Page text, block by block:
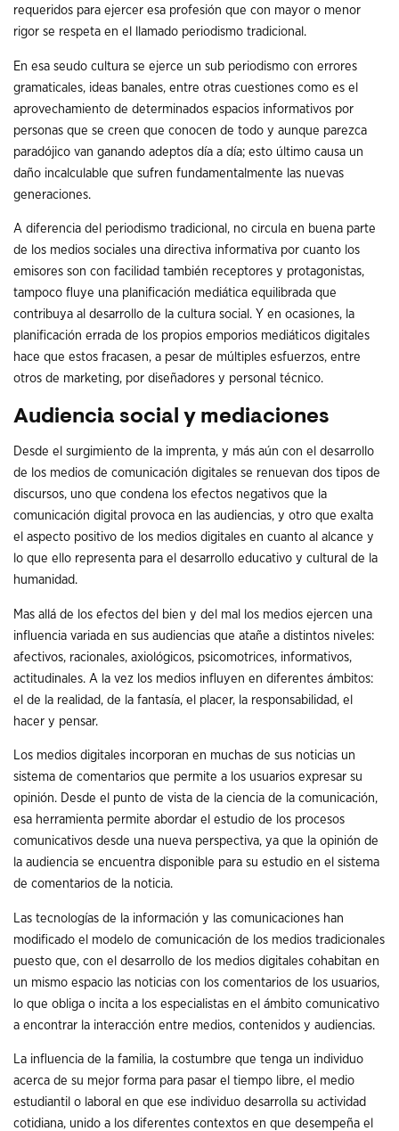
requeridos para ejercer esa profesión que con mayor o menor
rigor se respeta en el llamado periodismo tradicional.
En esa seudo cultura se ejerce un sub periodismo con errores
gramaticales, ideas banales, entre otras cuestiones como es el
aprovechamiento de determinados espacios informativos por
personas que se creen que conocen de todo y aunque parezca
paradójico van ganando adeptos día a día; esto último causa un
daño incalculable que sufren fundamentalmente las nuevas
generaciones.
A diferencia del periodismo tradicional, no circula en buena parte
de los medios sociales una directiva informativa por cuanto los
emisores son con facilidad también receptores y protagonistas,
tampoco fluye una planificación mediática equilibrada que
contribuya al desarrollo de la cultura social. Y en ocasiones, la
planificación errada de los propios emporios mediáticos digitales
hace que estos fracasen, a pesar de múltiples esfuerzos, entre
otros de marketing, por diseñadores y personal técnico.
Audiencia social y mediaciones
Desde el surgimiento de la imprenta, y más aún con el desarrollo
de los medios de comunicación digitales se renuevan dos tipos de
discursos, uno que condena los efectos negativos que la
comunicación digital provoca en las audiencias, y otro que exalta
el aspecto positivo de los medios digitales en cuanto al alcance y
lo que ello representa para el desarrollo educativo y cultural de la
humanidad.
Mas allá de los efectos del bien y del mal los medios ejercen una
influencia variada en sus audiencias que atañe a distintos niveles:
afectivos, racionales, axiológicos, psicomotrices, informativos,
actitudinales. A la vez los medios influyen en diferentes ámbitos:
el de la realidad, de la fantasía, el placer, la responsabilidad, el
hacer y pensar.
Los medios digitales incorporan en muchas de sus noticias un
sistema de comentarios que permite a los usuarios expresar su
opinión. Desde el punto de vista de la ciencia de la comunicación,
esa herramienta permite abordar el estudio de los procesos
comunicativos desde una nueva perspectiva, ya que la opinión de
la audiencia se encuentra disponible para su estudio en el sistema
de comentarios de la noticia.
Las tecnologías de la información y las comunicaciones han
modificado el modelo de comunicación de los medios tradicionales
puesto que, con el desarrollo de los medios digitales cohabitan en
un mismo espacio las noticias con los comentarios de los usuarios,
lo que obliga o incita a los especialistas en el ámbito comunicativo
a encontrar la interacción entre medios, contenidos y audiencias.
La influencia de la familia, la costumbre que tenga un individuo
acerca de su mejor forma para pasar el tiempo libre, el medio
estudiantil o laboral en que ese individuo desarrolla su actividad
cotidiana, unido a los diferentes contextos en que desempeña el